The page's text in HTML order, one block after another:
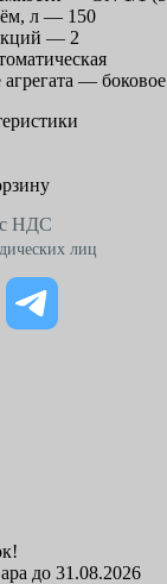
л — 150
— 2
— боковое
c НДС
лиц
до 31.08.2026